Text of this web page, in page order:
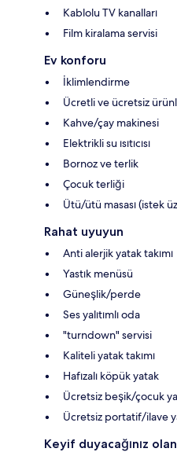
Kablolu TV kanalları
Film kiralama servisi
Ev konforu
İklimlendirme
Ücretli ve ücretsiz
Kahve/çay makinesi
Elektrikli su ısıtıcısı
Bornoz ve terlik
Çocuk terliği
Ütü/ütü masası (istek
Rahat uyuyun
Anti alerjik yatak takımı
Yastık menüsü
Güneşlik/perde
Ses yalıtımlı oda
"turndown" servisi
Kaliteli yatak takımı
Hafızalı köpük yatak
Ücretsiz beşik/çocuk
Ücretsiz portatif/ilave
Keyif duyacağınız